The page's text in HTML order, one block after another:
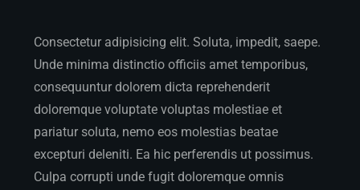
Consectetur adipisicing elit. Soluta, impedit, saepe.
Unde minima distinctio officiis amet temporibus,
consequuntur dolorem dicta reprehenderit
doloremque voluptate voluptas molestiae et
pariatur soluta, nemo eos molestias beatae
excepturi deleniti. Ea hic perferendis ut possimus.
Culpa corrupti unde fugit doloremque omnis